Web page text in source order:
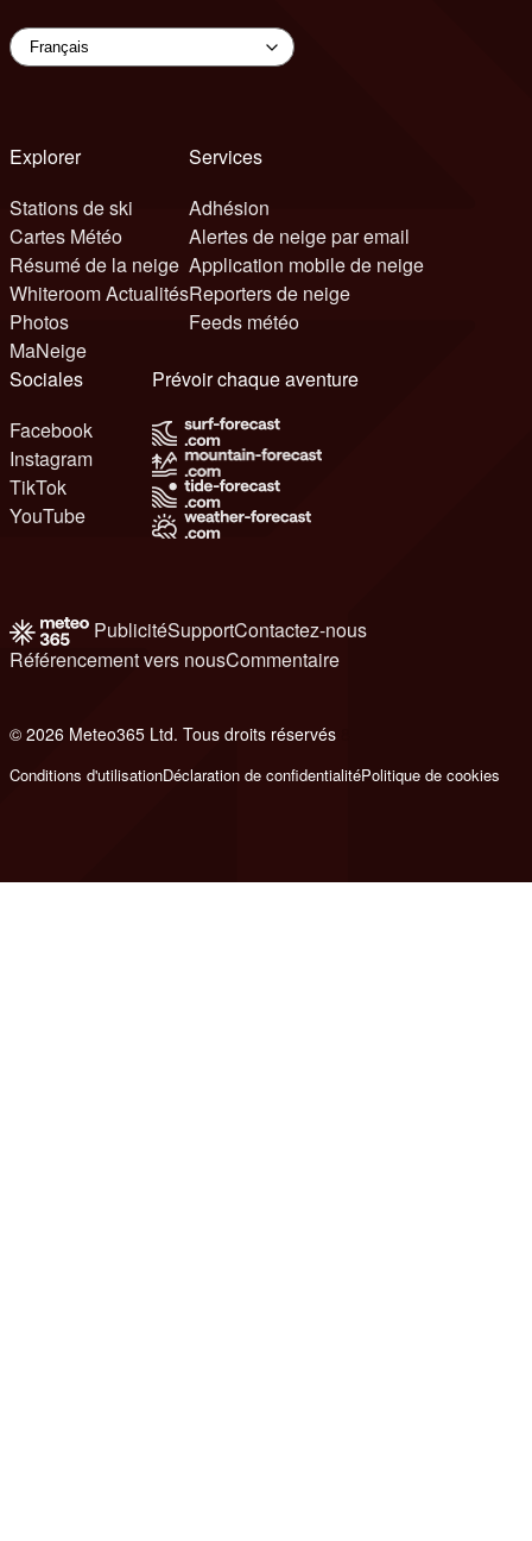
Explorer
Stations de ski
Cartes Météo
Résumé de la neige
Whiteroom Actualités
Photos
MaNeige
Services
Adhésion
Alertes de neige par email
Application mobile de neige
Reporters de neige
Feeds météo
Sociales
Facebook
Instagram
TikTok
YouTube
Prévoir chaque aventure
PublicitéSupportContactez-nous
Référencement vers nousCommentaire
© 2026 Meteo365 Ltd. Tous droits réservés
Conditions d'utilisationDéclaration de confidentialitéPolitique de cookies